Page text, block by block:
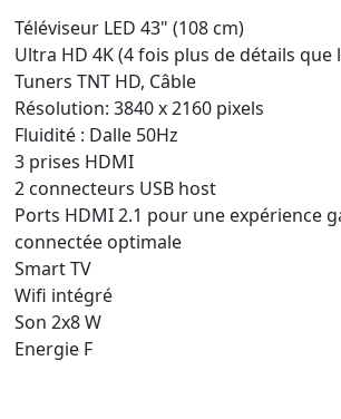
Téléviseur LED 43" (108 cm)
Ultra HD 4K (4 fois plus de détails que
Tuners TNT HD, Câble
Résolution: 3840 x 2160 pixels
Fluidité : Dalle 50Hz
3 prises HDMI
2 connecteurs USB host
Ports HDMI 2.1 pour une expérience
connectée optimale
Smart TV
Wifi intégré
Son 2x8 W
Energie F